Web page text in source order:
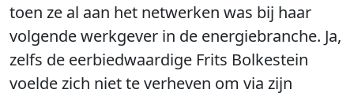
toen ze al aan het netwerken was bij haar
volgende werkgever in de energiebranche. Ja,
zelfs de eerbiedwaardige Frits Bolkestein
voelde zich niet te verheven om via zijn